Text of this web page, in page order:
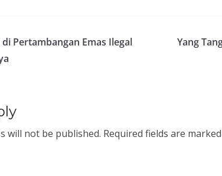
Pertambangan Emas Ilegal
Yang
will not be published. Required fields are marked